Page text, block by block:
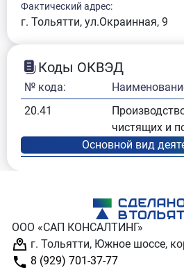
Фактический адрес:
г. Тольятти, ул.Окраинная, 9
Коды ОКВЭД
№ кода:
20.41
чистящих и
ООО «САП КОНСАЛТИНГ»
г. Тольятти, Южное шоссе,
8 (929) 701-37-77